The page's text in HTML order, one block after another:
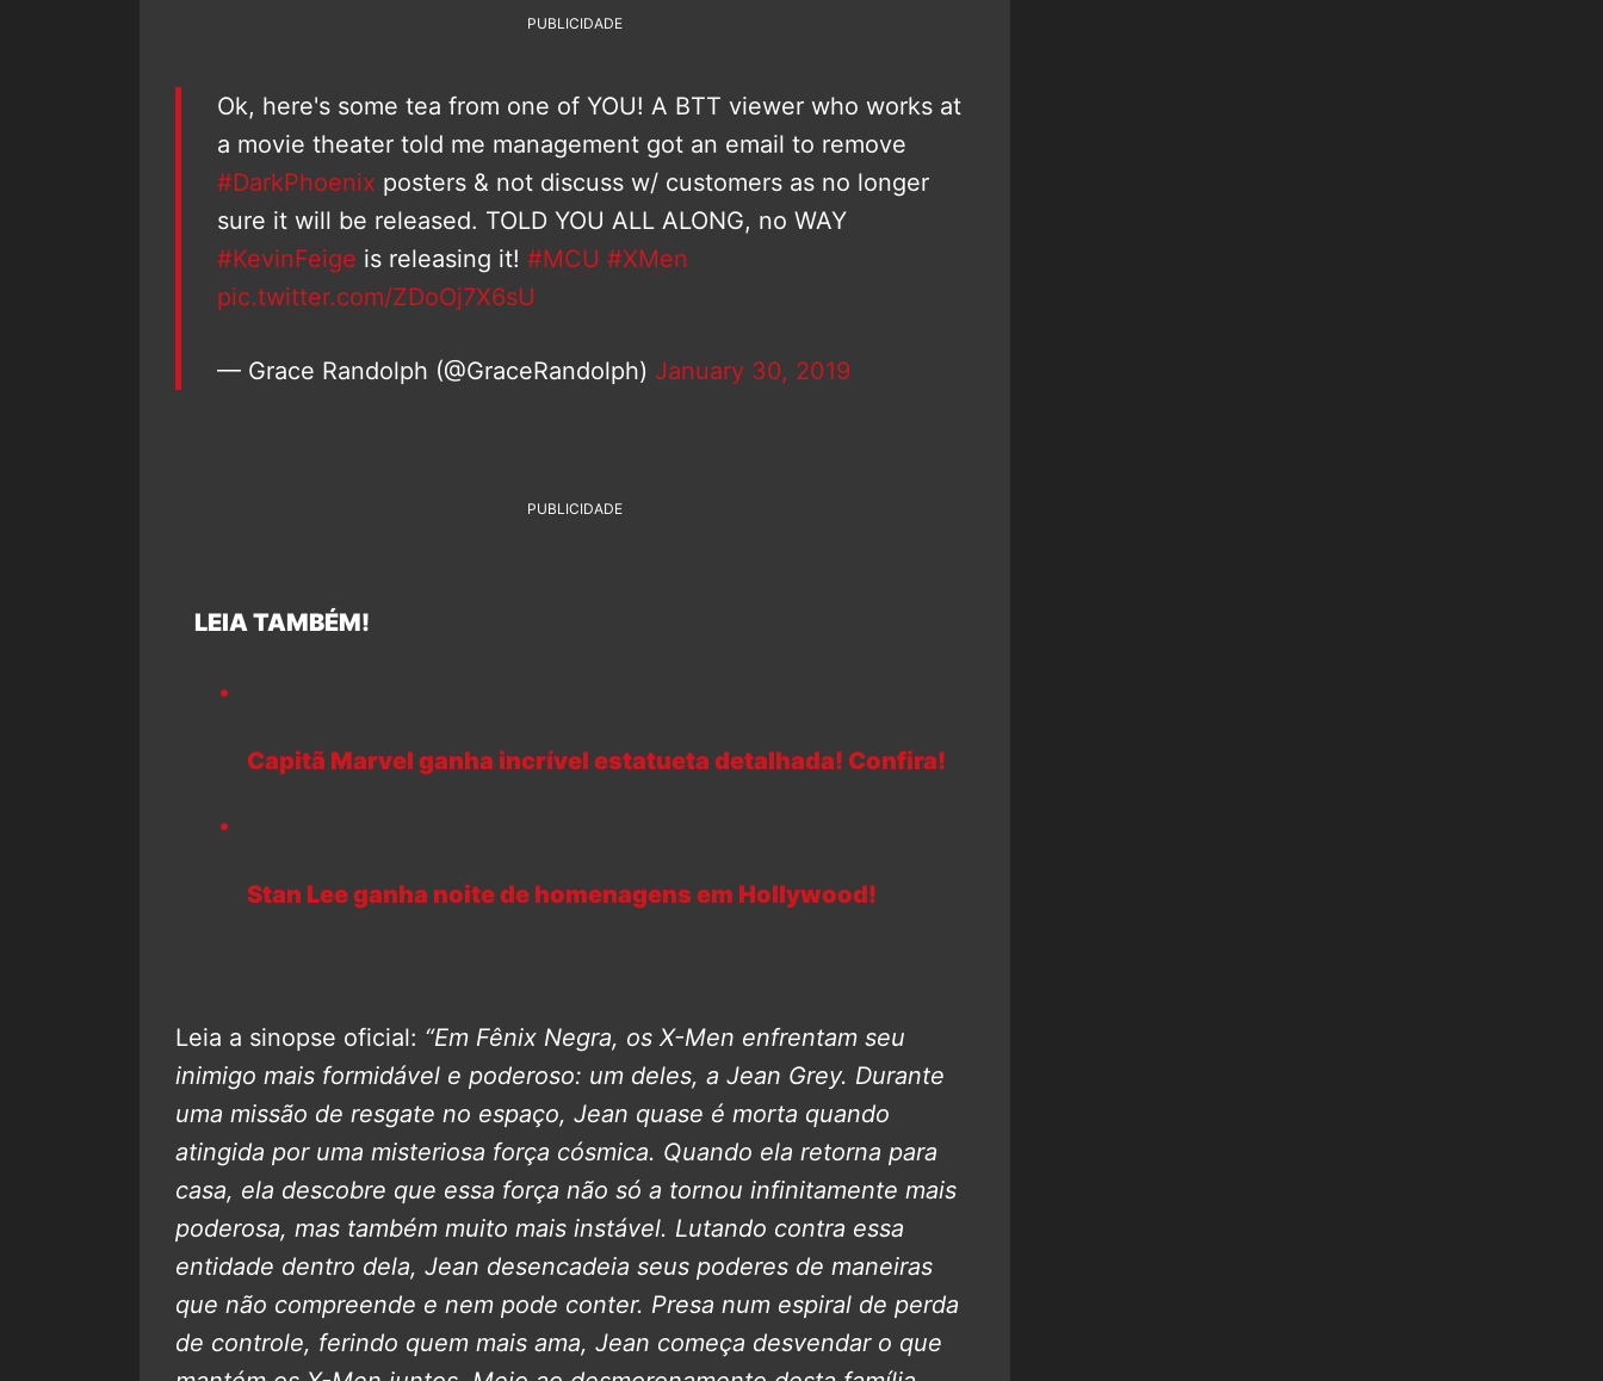
PUBLICIDADE
Ok, here's some tea from one of YOU! A BTT viewer who works at
a movie theater told me management got an email to remove
#DarkPhoenix posters & not discuss w/ customers as no longer
sure it will be released. TOLD YOU ALL ALONG, no WAY
#KevinFeige is releasing it! #MCU #XMen
pic.twitter.com/ZDoOj7X6sU
— Grace Randolph (@GraceRandolph) January 30, 2019
PUBLICIDADE
LEIA TAMBÉM!
Capitã Marvel ganha incrível estatueta detalhada! Confira!
Stan Lee ganha noite de homenagens em Hollywood!
Leia a sinopse oficial: “Em Fênix Negra, os X-Men enfrentam seu
inimigo mais formidável e poderoso: um deles, a Jean Grey. Durante
uma missão de resgate no espaço, Jean quase é morta quando
atingida por uma misteriosa força cósmica. Quando ela retorna para
casa, ela descobre que essa força não só a tornou infinitamente mais
poderosa, mas também muito mais instável. Lutando contra essa
entidade dentro dela, Jean desencadeia seus poderes de maneiras
que não compreende e nem pode conter. Presa num espiral de perda
de controle, ferindo quem mais ama, Jean começa desvendar o que